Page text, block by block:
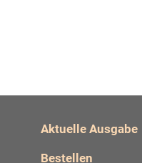
Aktuelle Ausgabe
Bestellen